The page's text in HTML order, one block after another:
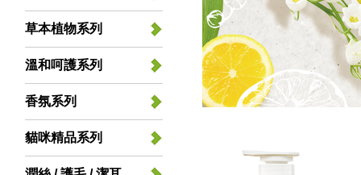
草本植物系列
溫和呵護系列
香氛系列
貓咪精品系列